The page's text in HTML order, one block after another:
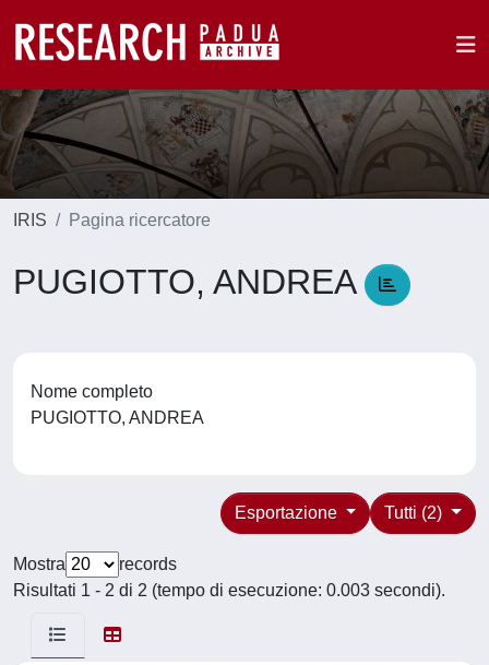
IRIS Pagina ricercatore
PUGIOTTO, ANDREA
Nome completo
PUGIOTTO, ANDREA
Tutti (2)
Esportazione
Mostra
records
Risultati 1 - 2 di 2 (tempo di esecuzione: 0.003 secondi).